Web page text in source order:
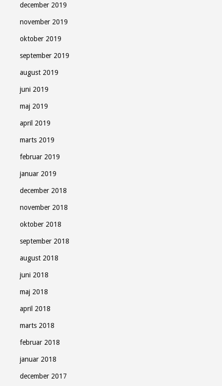
december 2019
november 2019
oktober 2019
september 2019
august 2019
juni 2019
maj 2019
april 2019
marts 2019
februar 2019
januar 2019
december 2018
november 2018
oktober 2018
september 2018
august 2018
juni 2018
maj 2018
april 2018
marts 2018
februar 2018
januar 2018
december 2017